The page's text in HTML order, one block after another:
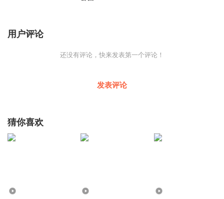
用户评论
还没有评论，快来发表第一个评论！
发表评论
猜你喜欢